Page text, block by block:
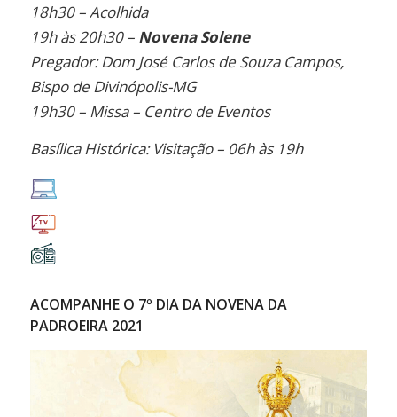
18h30 – Acolhida
19h às 20h30 – Novena Solene
Pregador: Dom José Carlos de Souza Campos,
Bispo de Divinópolis-MG
19h30 – Missa – Centro de Eventos
Basílica Histórica: Visitação – 06h às 19h
ACOMPANHE O 7º DIA DA NOVENA DA
PADROEIRA 2021